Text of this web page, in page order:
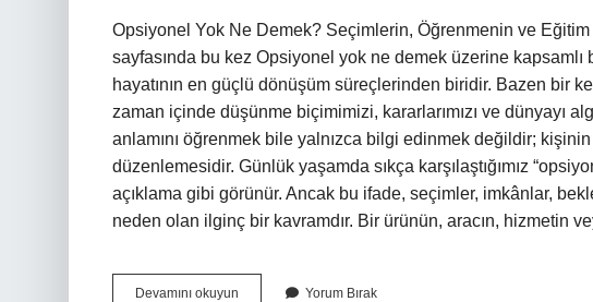
Opsiyonel Yok Ne Demek? Seçimlerin, Öğrenmenin ve
sayfasında bu kez Opsiyonel yok ne demek üzerine kapsamlı
hayatının en güçlü dönüşüm süreçlerinden biridir. Bazen bir
zaman içinde düşünme biçimimizi, kararlarımızı ve dünyayı
anlamını öğrenmek bile yalnızca bilgi edinmek değildir;
düzenlemesidir. Günlük yaşamda sıkça karşılaştığımız
açıklama gibi görünür. Ancak bu ifade, seçimler, imkânlar,
neden olan ilginç bir kavramdır. Bir ürünün, aracın, hizmetin
Devamını okuyun Opsiyonel Yorum Bırak